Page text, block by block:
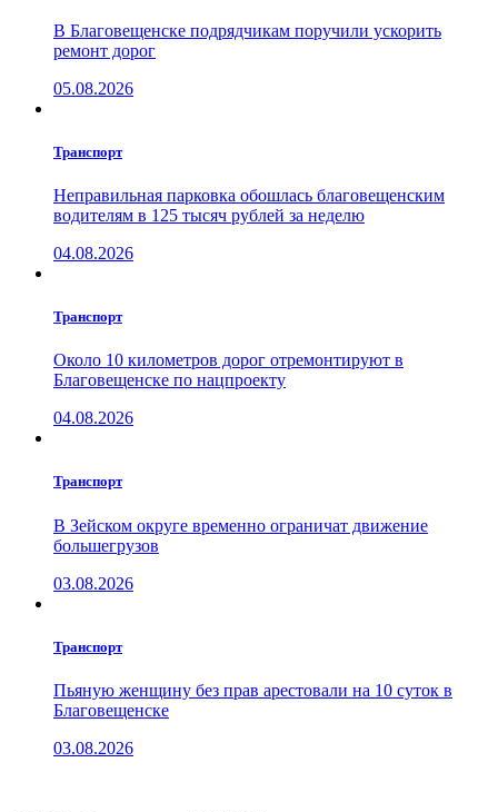
В Благовещенске подрядчикам поручили ускорить
ремонт дорог
05.08.2026
Транспорт
Неправильная парковка обошлась благовещенским
водителям в 125 тысяч рублей за неделю
04.08.2026
Транспорт
Около 10 километров дорог отремонтируют в
Благовещенске по нацпроекту
04.08.2026
Транспорт
В Зейском округе временно ограничат движение
большегрузов
03.08.2026
Транспорт
Пьяную женщину без прав арестовали на 10 суток в
Благовещенске
03.08.2026